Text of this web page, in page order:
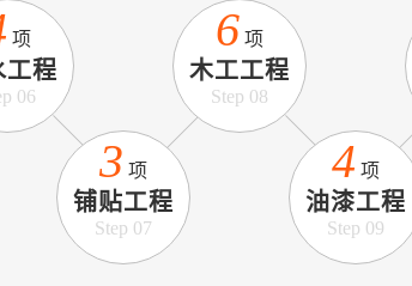
项
工程
06
3 项
铺贴工程
Step 07
6 项
木工工程
Step 08
4 项
油漆工程
Step 09